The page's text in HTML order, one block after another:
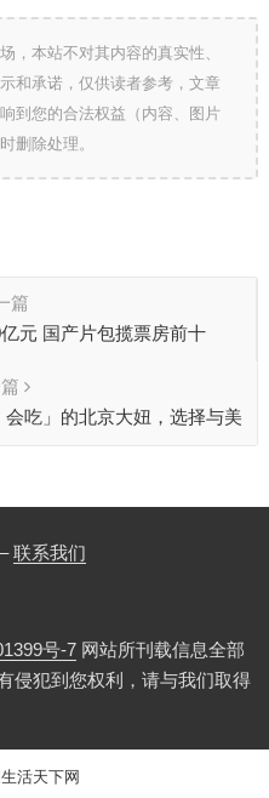
，本站不对其内容的真实性、
和承诺，仅供读者参考，文章
到您的合法权益（内容、图片
删除处理。
篇
元 国产片包揽票房前十
会吃」的北京大妞，选择与美
联系我们
号-7网站所刊载信息全部
侵犯到您权利，请与我们取得
活天下网